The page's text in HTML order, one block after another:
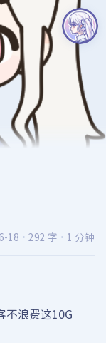
18 · 292 字 · 1 分钟
不浪费这10G